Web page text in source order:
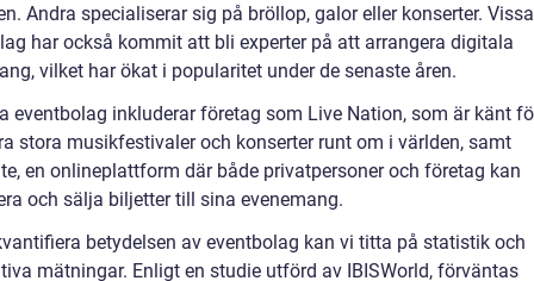
Andra specialiserar sig på bröllop, galor eller konserter. Vissa
har också kommit att bli experter på att arrangera digitala
vilket har ökat i popularitet under de senaste åren.
eventbolag inkluderar företag som Live Nation, som är känt
stora musikfestivaler och konserter runt om i världen, samt
en onlineplattform där både privatpersoner och företag kan
och sälja biljetter till sina evenemang.
betydelsen av eventbolag kan vi titta på statistik och
mätningar. Enligt en studie utförd av IBISWorld, förväntas